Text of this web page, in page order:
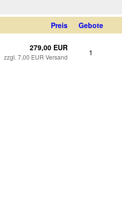
Preis Gebote
279,00 EUR
zzgl. 7,00 EUR Versand 1